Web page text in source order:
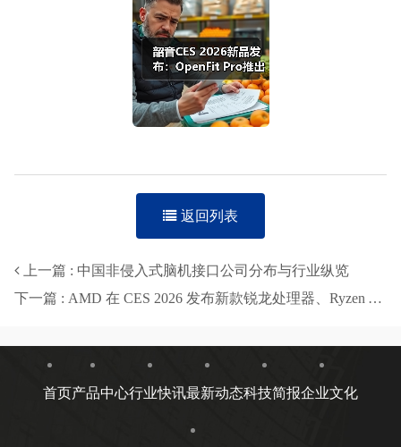
返回列表
上一篇 : 中国非侵入式脑机接口公司分布与行业纵览
下一篇 : AMD 在 CES 2026 发布新款锐龙处理器、Ryzen AI 及 AMD ROCm，全面扩展其在客户端、图形和软件领域的 AI 领先地位
首页产品中心行业快讯最新动态科技简报企业文化